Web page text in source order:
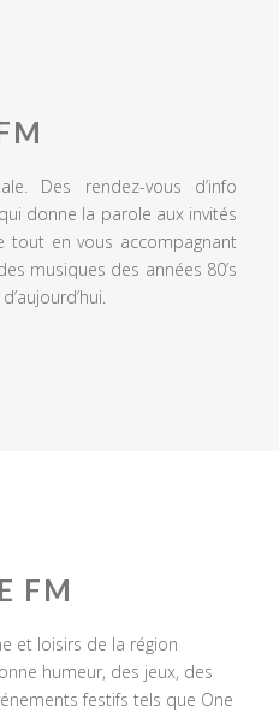
Des rendez-vous d’info
donne la parole aux invités
tout en vous accompagnant
musiques des années 80’s
FM
et loisirs de la région
humeur, des jeux, des
festifs tels que One